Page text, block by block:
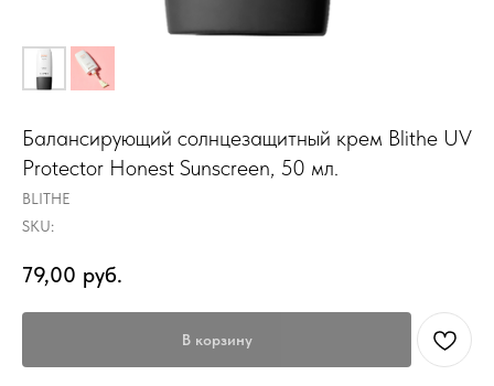
Балансирующий солнцезащитный крем Blithe UV
Protector Honest Sunscreen, 50 мл.
BLITHE
SKU:
79,00 руб.
В корзину